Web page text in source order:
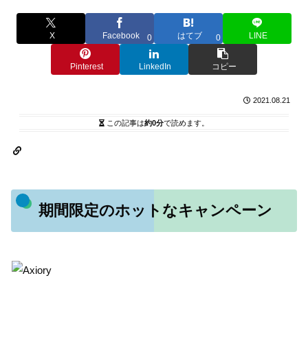
X Facebook 0 はてブ 0 LINE
Pinterest LinkedIn コピー
2021.08.21
この記事は約0分で読めます。
期間限定のホットなキャンペーン